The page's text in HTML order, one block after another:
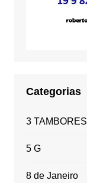
Categorias
3 TAMBORES
5 G
8 de Janeiro